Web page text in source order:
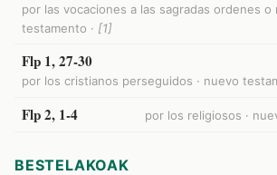
por las vocaciones a las sagradas ordenes o
testamento · [1]
Flp 1, 27-30
por los cristianos perseguidos · nuevo
Flp 2, 1-4 por los religiosos ·
BESTELAKOAK